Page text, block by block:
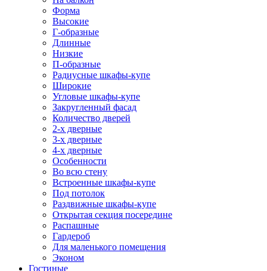
Форма
Высокие
Г-образные
Длинные
Низкие
П-образные
Радиусные шкафы-купе
Широкие
Угловые шкафы-купе
Закругленный фасад
Количество дверей
2-х дверные
3-х дверные
4-х дверные
Особенности
Во всю стену
Встроенные шкафы-купе
Под потолок
Раздвижные шкафы-купе
Открытая секция посередине
Распашные
Гардероб
Для маленького помещения
Эконом
Гостиные